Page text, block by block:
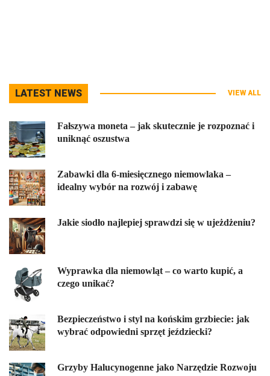
LATEST NEWS VIEW ALL
Fałszywa moneta – jak skutecznie je rozpoznać i
uniknąć oszustwa
Zabawki dla 6-miesięcznego niemowlaka –
idealny wybór na rozwój i zabawę
Jakie siodło najlepiej sprawdzi się w ujeżdżeniu?
Wyprawka dla niemowląt – co warto kupić, a
czego unikać?
Bezpieczeństwo i styl na końskim grzbiecie: jak
wybrać odpowiedni sprzęt jeździecki?
Grzyby Halucynogenne jako Narzędzie Rozwoju